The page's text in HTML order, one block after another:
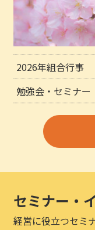
2026年組合行事
勉強会・セミナー
セミナー・
経営に役立つセミ